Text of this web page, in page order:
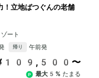
！立地ばつぐんの老舗
ート
帰り 午前発
〜
最大5% たまる